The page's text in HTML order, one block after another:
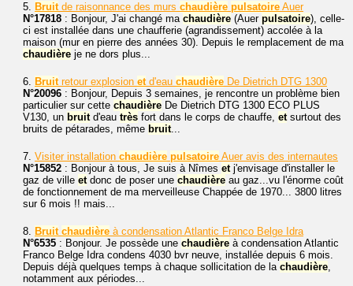
5. Bruitde raisonnance des murs chaudière pulsatoire Auer
N°17818 : Bonjour, J'ai changé ma chaudière (Auer pulsatoire), celle-
ci est installée dans une chaufferie (agrandissement) accolée à la
maison (mur en pierre des années 30). Depuis le remplacement de ma
chaudière je ne dors plus...
6. Bruitretour explosion etd'eau chaudière De Dietrich DTG 1300
N°20096 : Bonjour, Depuis 3 semaines, je rencontre un problème bien
particulier sur cette chaudière De Dietrich DTG 1300 ECO PLUS
V130, un bruitd'eau très fort dans le corps de chauffe, etsurtout des
bruits de pétarades, même bruit...
7. Visiter installation chaudière pulsatoire Auer avis des internautes
N°15852 : Bonjour à tous, Je suis à Nîmes etj'envisage d'installer le
gaz de ville etdonc de poser une chaudière au gaz...vu l'énorme coût
de fonctionnement de ma merveilleuse Chappée de 1970... 3800 litres
sur 6 mois !! mais...
8. Bruit chaudière à condensation Atlantic Franco Belge Idra
N°6535 : Bonjour. Je possède une chaudière à condensation Atlantic
Franco Belge Idra condens 4030 bvr neuve, installée depuis 6 mois.
Depuis déjà quelques temps à chaque sollicitation de la chaudière,
notamment aux périodes...